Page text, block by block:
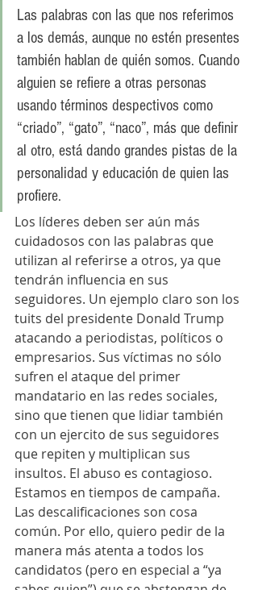
Las palabras con las que nos referimos
a los demás, aunque no estén presentes
también hablan de quién somos. Cuando
alguien se refiere a otras personas
usando términos despectivos como
“criado”, “gato”, “naco”, más que definir
al otro, está dando grandes pistas de la
personalidad y educación de quien las
profiere.
Los líderes deben ser aún más
cuidadosos con las palabras que
utilizan al referirse a otros, ya que
tendrán influencia en sus
seguidores. Un ejemplo claro son los
tuits del presidente Donald Trump
atacando a periodistas, políticos o
empresarios. Sus víctimas no sólo
sufren el ataque del primer
mandatario en las redes sociales,
sino que tienen que lidiar también
con un ejercito de sus seguidores
que repiten y multiplican sus
insultos. El abuso es contagioso.
Estamos en tiempos de campaña.
Las descalificaciones son cosa
común. Por ello, quiero pedir de la
manera más atenta a todos los
candidatos (pero en especial a “ya